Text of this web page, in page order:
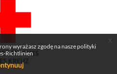
wyrażasz zgodę na nasze polityki
Richtlinien